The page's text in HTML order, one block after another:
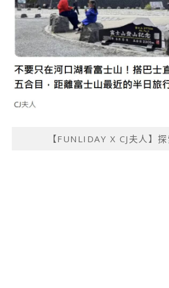
【FUNLIDAY X CJ夫人】